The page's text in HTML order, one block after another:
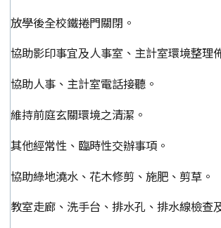
放學後全校鐵捲門關閉。
協助影印事宜及人事室、主計室環境整理
協助人事、主計室電話接聽。
維持前庭玄關環境之清潔。
其他經常性、臨時性交辦事項。
協助綠地澆水、花木修剪、施肥、剪草。
教室走廊、洗手台、排水孔、排水線檢查